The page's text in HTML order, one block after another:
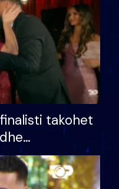
takohet
ndonjë letër